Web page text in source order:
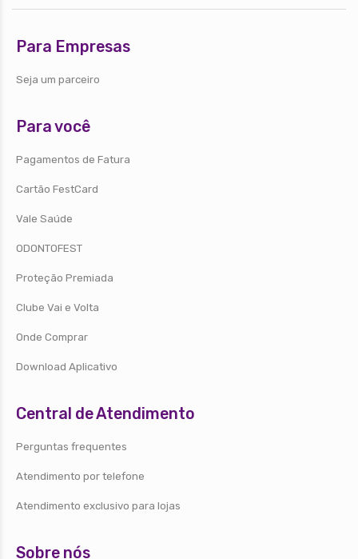
Para Empresas
Seja um parceiro
Para você
Pagamentos de Fatura
Cartão FestCard
Vale Saúde
ODONTOFEST
Proteção Premiada
Clube Vai e Volta
Onde Comprar
Download Aplicativo
Central de Atendimento
Perguntas frequentes
Atendimento por telefone
Atendimento exclusivo para lojas
Sobre nós